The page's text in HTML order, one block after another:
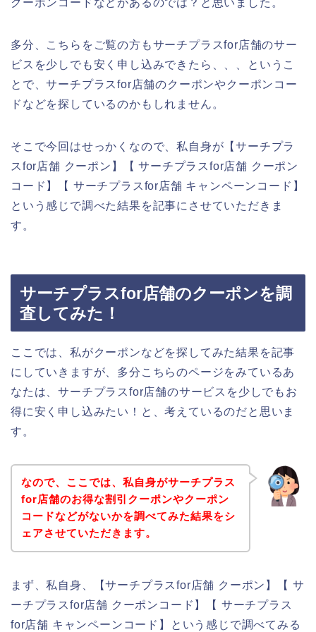
クーポンコードなどがあるのでは？と思いました。
多分、こちらをご覧の方もサーチプラスfor店舗のサー
ビスを少しでも安く申し込みできたら、、、というこ
とで、サーチプラスfor店舗のクーポンやクーポンコー
ドなどを探しているのかもしれません。
そこで今回はせっかくなので、私自身が【サーチプラ
スfor店舗 クーポン】【 サーチプラスfor店舗 クーポン
コード】【 サーチプラスfor店舗 キャンペーンコード】
という感じで調べた結果を記事にさせていただきま
す。
サーチプラスfor店舗のクーポンを調
査してみた！
ここでは、私がクーポンなどを探してみた結果を記事
にしていきますが、多分こちらのページをみているあ
なたは、サーチプラスfor店舗のサービスを少しでもお
得に安く申し込みたい！と、考えているのだと思いま
す。
なので、ここでは、私自身がサーチプラス
for店舗のお得な割引クーポンやクーポン
コードなどがないかを調べてみた結果をシ
ェアさせていただきます。
まず、私自身、【サーチプラスfor店舗 クーポン】【 サ
ーチプラスfor店舗 クーポンコード】【 サーチプラス
for店舗 キャンペーンコード】という感じで調べてみる